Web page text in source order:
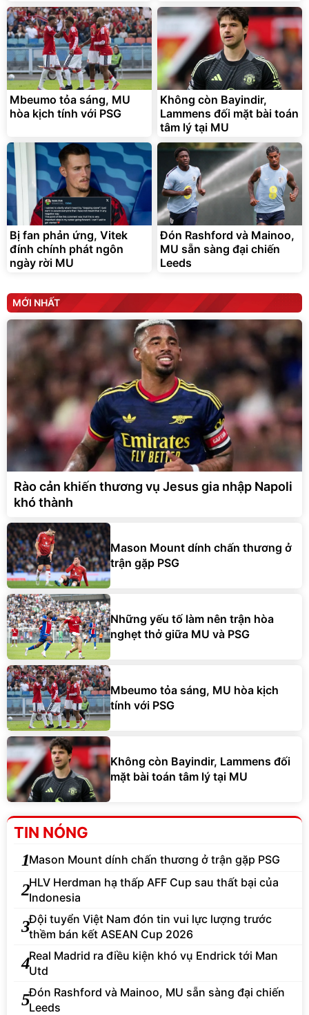
Mbeumo tỏa sáng, MU
hòa kịch tính với PSG
Không còn Bayindir,
Lammens đối mặt bài toán
tâm lý tại MU
Bị fan phản ứng, Vitek
đính chính phát ngôn
ngày rời MU
Đón Rashford và Mainoo,
MU sẵn sàng đại chiến
Leeds
MỚI NHẤT
Rào cản khiến thương vụ Jesus gia nhập Napoli
khó thành
Mason Mount dính chấn thương ở
trận gặp PSG
Những yếu tố làm nên trận hòa
nghẹt thở giữa MU và PSG
Mbeumo tỏa sáng, MU hòa kịch
tính với PSG
Không còn Bayindir, Lammens đối
mặt bài toán tâm lý tại MU
TIN NÓNG
1Mason Mount dính chấn thương ở trận gặp PSG
2HLV Herdman hạ thấp AFF Cup sau thất bại của
Indonesia
3Đội tuyển Việt Nam đón tin vui lực lượng trước
thềm bán kết ASEAN Cup 2026
4Real Madrid ra điều kiện khó vụ Endrick tới Man
Utd
5Đón Rashford và Mainoo, MU sẵn sàng đại chiến
Leeds